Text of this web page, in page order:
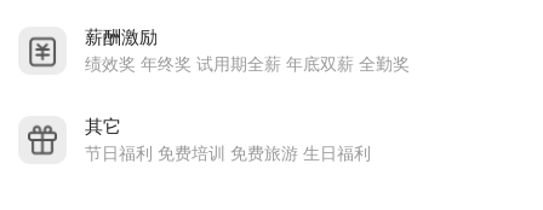
薪酬激励
绩效奖 年终奖 试用期全薪 年底双薪 全勤奖
其它
节日福利 免费培训 免费旅游 生日福利